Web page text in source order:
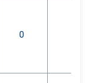
навыков
0